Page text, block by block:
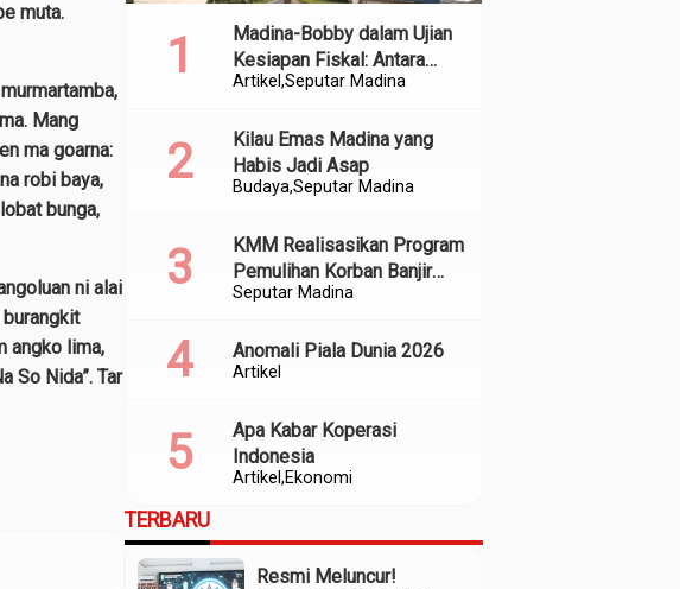
muta.
Mang
ma goarna:
robi baya,
bunga,
ni alai
angko lima,
So Nida”. Tar
Artikel Seputar Madina
Madina-Bobby dalam Ujian
Kesiapan Fiskal: Antara
Kedekatan Politik dan
BudayaSeputar Madina
Kilau Emas Madina yang
Habis Jadi Asap
Seputar Madina
KMM Realisasikan Program
Pemulihan Korban Banjir
dan Longsor di Kabupaten
Artikel
Anomali Piala Dunia 2026
Artikel Ekonomi
Apa Kabar Koperasi
Indonesia
TERBARU
Resmi Meluncur!